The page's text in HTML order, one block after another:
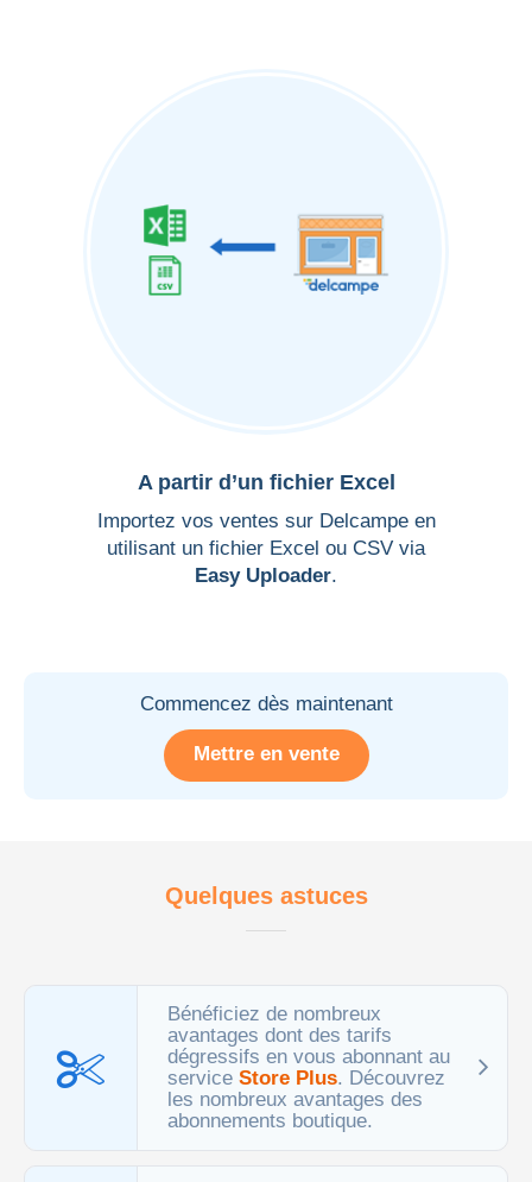
A partir d’un fichier Excel
Importez vos ventes sur Delcampe en
utilisant un fichier Excel ou CSV via
Easy Uploader.
Commencez dès maintenant
Mettre en vente
Quelques astuces
Bénéficiez de nombreux
avantages dont des tarifs
dégressifs en vous abonnant au
service Store Plus. Découvrez
les nombreux avantages des
abonnements boutique.